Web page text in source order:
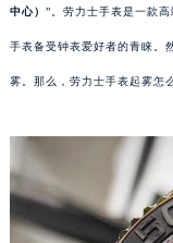
中心） ”。劳力士手表是一款
手表备受钟表爱好者的青睐。
雾。那么，劳力士手表起雾怎